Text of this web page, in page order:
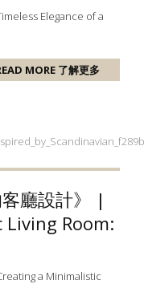
Elegance of a
MORE 了解更多
廳設計》 |
Room:
a Minimalistic